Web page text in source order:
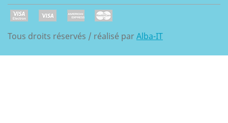
Tous droits réservés / réalisé parAlba-IT